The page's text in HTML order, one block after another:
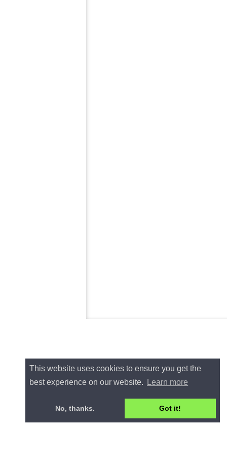
This website uses cookies to ensure you get the
best experience on our website.
Learn more
No, thanks. Got it!